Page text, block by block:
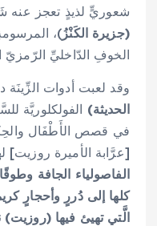
شعوريٍّ لذيذٍ تعجز
(جزيرة الكَنْزُ)،
الخوفِ الدّاخليِّ الرّمزيّ
وقد لعبت أدوات
الحديثة) الفولكلوريَّة
في قصص الأَطْفَال
[عرَّابة الأميرة روزيت]
الفاصولياء الجافة
كلها إلى دُررٍ وأحجارٍ
الَّتي تهيئ فيها